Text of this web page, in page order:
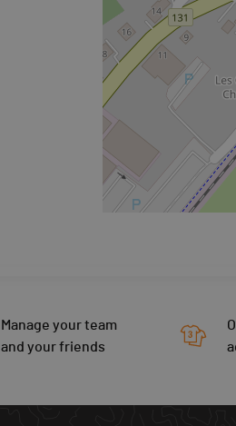
Manage your team
and your friends